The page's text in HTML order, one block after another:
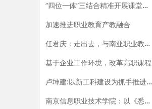
“四位一体”三结合精准开展课堂教学评价的探索与实践
加速推进职业教育产教融合
任君庆：走出去，与南亚职业教育牵手
基于企业工作环境，改革高职课程
卢坤建:以新工科建设为抓手推进高职院校供给侧改革
南京信息职业技术学院：以《悉尼协议》为范式，开展专业内涵建设